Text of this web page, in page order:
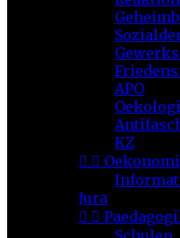
APO
KZ
 
Jura
 